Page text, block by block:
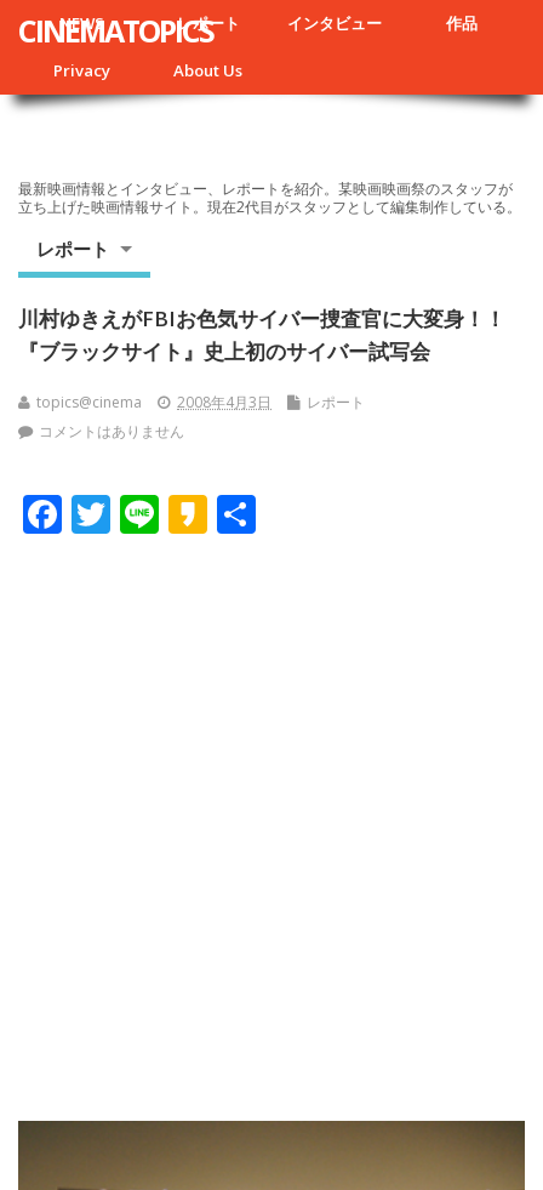
NEWS レポート インタビュー 作品
Privacy About Us
CINEMATOPICS
最新映画情報とインタビュー、レポートを紹介。某映画映画祭のスタッフが
立ち上げた映画情報サイト。現在2代目がスタッフとして編集制作している。
レポート
川村ゆきえがFBIお色気サイバー捜査官に大変身！！
『ブラックサイト』史上初のサイバー試写会
topics@cinema 2008年4月3日
レポート
コメントはありません
F T Li K